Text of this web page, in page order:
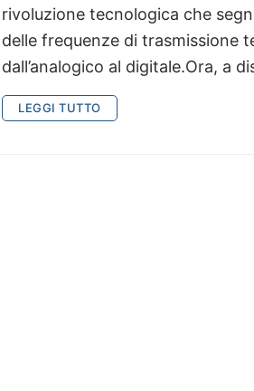
rivoluzione tecnologica che
delle frequenze di trasmissione
dall’analogico al digitale.Ora, a
LEGGI TUTTO